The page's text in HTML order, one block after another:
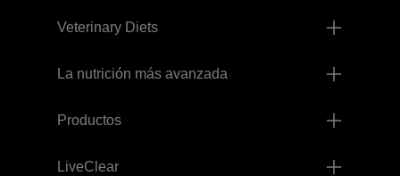
Veterinary Diets
La nutrición más avanzada
Productos
LiveClear